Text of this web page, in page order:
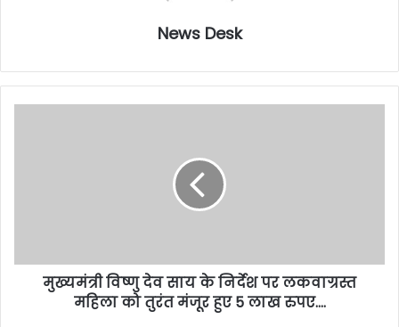
News Desk
मुख्यमंत्री विष्णु देव साय के निर्देश पर लकवाग्रस्त
महिला को तुरंत मंजूर हुए 5 लाख रुपए….